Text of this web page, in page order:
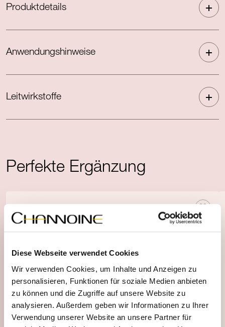
Diese Webseite verwendet Cookies
Wir verwenden Cookies, um Inhalte und Anzeigen zu
personalisieren, Funktionen für soziale Medien anbieten
zu können und die Zugriffe auf unsere Website zu
analysieren. Außerdem geben wir Informationen zu Ihrer
Verwendung unserer Website an unsere Partner für
Produktdetails
Anwendungshinweise
Leitwirkstoffe
Perfekte Ergänzung